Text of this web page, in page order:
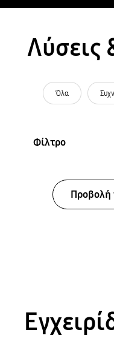
Λύσεις
Όλα
Φίλτρο
Προβολή